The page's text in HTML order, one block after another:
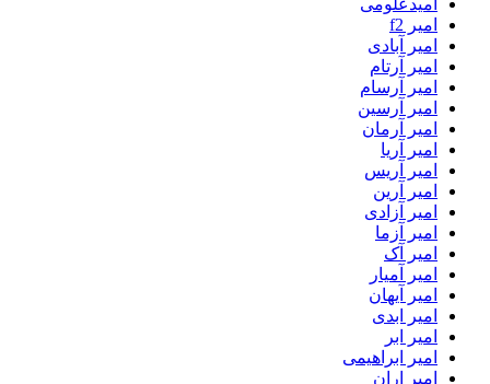
امیدعلومی
امیر f2
امیر آبادی
امیر آرتام
امیر آرسام
امیر آرسین
امیر آرمان
امیر آریا
امیر آریس
امیر آرین
امیر آزادی
امیر آزما
امیر آک
امیر آمیار
امیر آیهان
امیر ابدی
امیر ابر
امیر ابراهیمی
امیر اران